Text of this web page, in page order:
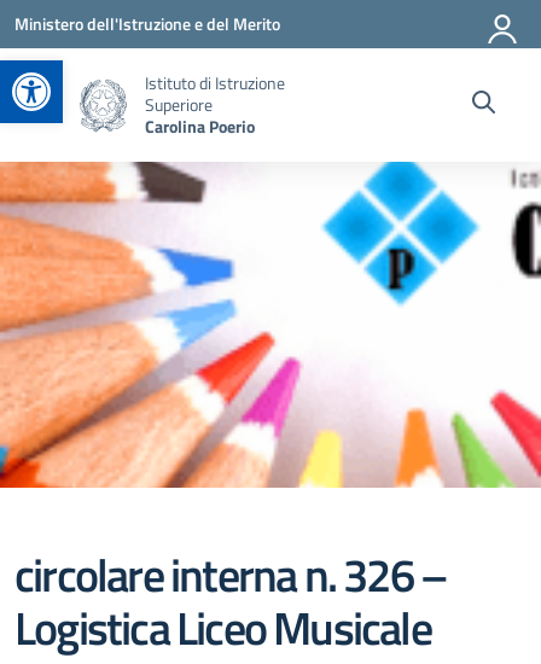
Apri la barra degli strumenti
Vai ai contenuti
Vai al menu di navigazione
Vai al footer
Ministero dell'Istruzione e del Merito
Istituto di Istruzione
Superiore
Carolina Poerio
circolare interna n. 326 –
Logistica Liceo Musicale